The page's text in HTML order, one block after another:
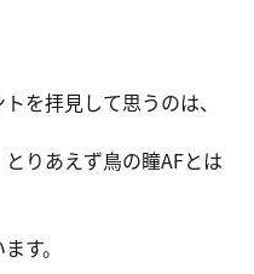
を拝見して思うのは、
りあえず鳥の瞳AFとは
す。